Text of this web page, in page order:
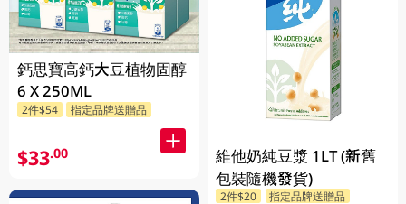
鈣思寶高鈣大豆植物固醇
6 X 250ML
2件$54 指定品牌送贈品
$33.00
維他奶純豆漿 1LT (新舊
包裝隨機發貨)
2件$20 指定品牌送贈品